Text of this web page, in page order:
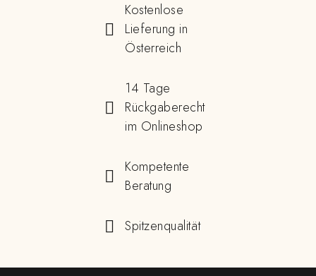
Kostenlose
Lieferung in
Österreich
14 Tage
Rückgaberecht
im Onlineshop
Kompetente
Beratung
Spitzenqualität